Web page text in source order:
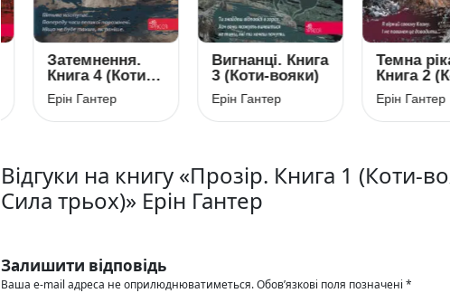
Затемнення.
Книга 4 (Коти-
вояки)
Ерін Гантер
Вигнанці. Книга
3 (Коти-вояки)
Ерін Гантер
Темна ріка.
Книга 2
вояки. Сила
трьох)
Ерін Гантер
Відгуки на книгу «Прозір. Книга 1 (Коти-
Сила трьох)» Ерін Гантер
Залишити відповідь
Ваша e-mail адреса не оприлюднюватиметься.Обов’язкові поля позначені *